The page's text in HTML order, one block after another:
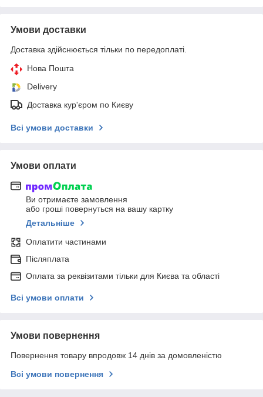
Умови доставки
Доставка здійснюється тільки по передоплаті.
Нова Пошта
Delivery
Доставка кур'єром по Києву
Всі умови доставки
Умови оплати
Ви отримаєте замовлення
або гроші повернуться на вашу картку
Детальніше
Оплатити частинами
Післяплата
Оплата за реквізитами тільки для Києва та області
Всі умови оплати
Умови повернення
Повернення товару впродовж 14 днів за домовленістю
Всі умови повернення